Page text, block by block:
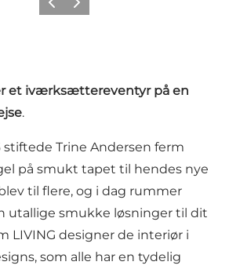
ForrigeNæste
et iværksættereventyr på en
.
stiftede Trine Andersen ferm
på smukt tapet til hendes nye
til flere, og i dag rummer
utallige smukke løsninger til dit
LIVING designer de interiør i
som alle har en tydelig